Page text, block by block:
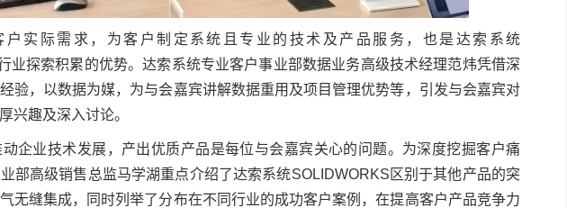
户实际需求，为客户制定系统且专业的技术及产品服务，也是达索系统
业探索积累的优势。达索系统专业客户事业部数据业务高级技术经理范炜凭借深
验，以数据为媒，为与会嘉宾讲解数据重用及项目管理优势等，引发与会嘉宾对
兴趣及深入讨论。
企业技术发展，产出优质产品是每位与会嘉宾关心的问题。为深度挖掘客户痛
部高级销售总监马学湖重点介绍了达索系统SOLIDWORKS区别于其他产品的突
无缝集成，同时列举了分布在不同行业的成功客户案例，在提高客户产品竞争力